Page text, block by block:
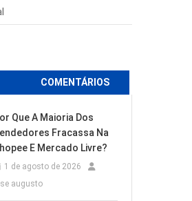
COMENTÁRIOS
Que A Maioria Dos
Fracassa Na
E Mercado Livre?
1 de agosto de 2026
augusto